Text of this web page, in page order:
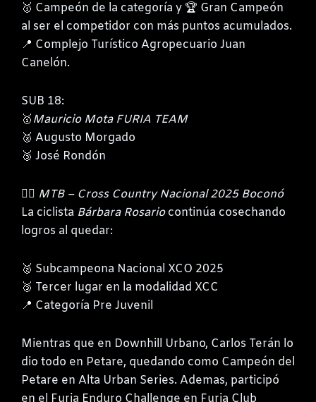
🥇 Campeón de la categoría y 🏆 Gran Campeón
al ser el competidor con más puntos acumulados.
📍 Complejo Turístico Agropecuario Juan
Canelón.
SUB 18:
🥇Mauricio Mota FURIA TEAM
🥈 Augusto Morgado
🥉 José Rondón
🚵‍♀️ MTB – Cross Country Nacional 2025 Boconó
La ciclista Bárbara Rosariocontinúa cosechando
logros al quedar:
🥈 Subcampeona Nacional XCO 2025
🥉 Tercer lugar en la modalidad XCC
📍 Categoría Pre Juvenil
Mientras que en Downhill Urbano, Carlos Terán lo
dio todo en Petare, quedando como Campeón del
Petare en Alta Urban Series. Ademas, participó
en el Furia Enduro Challenge en Furia Club